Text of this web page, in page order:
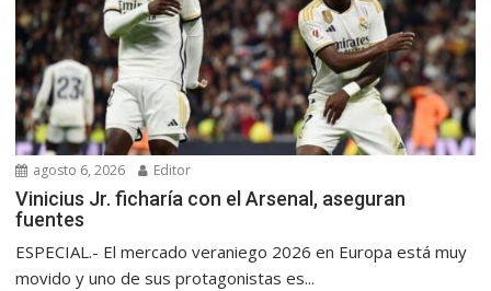
agosto 6, 2026 Editor
Vinicius Jr. ficharía con el Arsenal, aseguran
fuentes
ESPECIAL.- El mercado veraniego 2026 en Europa está muy
movido y uno de sus protagonistas es...